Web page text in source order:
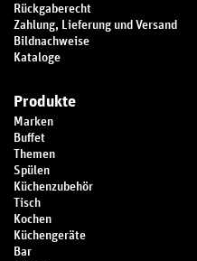
Rückgaberecht
Zahlung, Lieferung und Versand
Bildnachweise
Kataloge
Produkte
Marken
Buffet
Themen
Spülen
Küchenzubehör
Tisch
Kochen
Küchengeräte
Bar